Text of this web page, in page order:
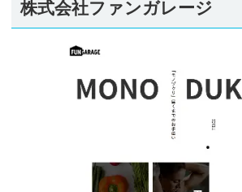
株式会社ファンガレージ